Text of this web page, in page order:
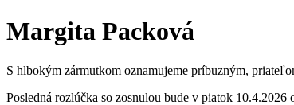
Margita Packová
S hlbokým zármutkom oznamujeme príbuzným,
Posledná rozlúčka so zosnulou bude v piatok